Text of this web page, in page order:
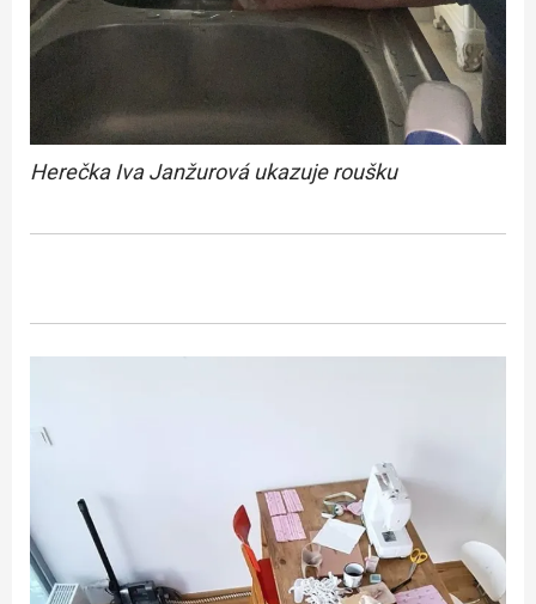
Herečka Iva Janžurová ukazuje roušku